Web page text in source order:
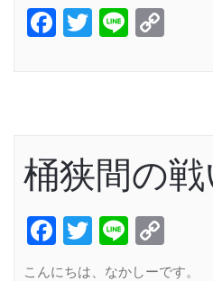
Facebook
Twitter
Line
桶狭間の戦
Facebook
Twitter
Line
Link
こんにちは、なかしーです。